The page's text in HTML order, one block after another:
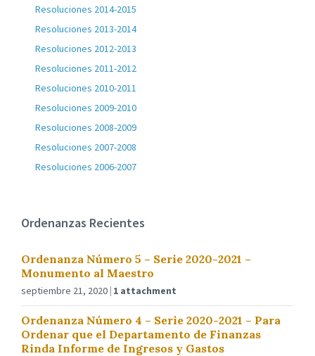
Resoluciones 2014-2015
Resoluciones 2013-2014
Resoluciones 2012-2013
Resoluciones 2011-2012
Resoluciones 2010-2011
Resoluciones 2009-2010
Resoluciones 2008-2009
Resoluciones 2007-2008
Resoluciones 2006-2007
Ordenanzas Recientes
Ordenanza Número 5 – Serie 2020-2021 –
Monumento al Maestro
septiembre 21, 2020 1 attachment
Ordenanza Número 4 – Serie 2020-2021 – Para
Ordenar que el Departamento de Finanzas
Rinda Informe de Ingresos y Gastos